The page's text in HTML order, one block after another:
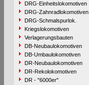
DRG-Einheitslokomotiven
DRG-Zahnradlokomotiven
DRG-Schmalspurlok.
Kriegslokomotiven
Verlagerungsbauten
DB-Neubaulokomotiven
DB-Umbaulokomotiven
DR-Neubaulokomotiven
DR-Rekolokomotiven
DR - "6000er"